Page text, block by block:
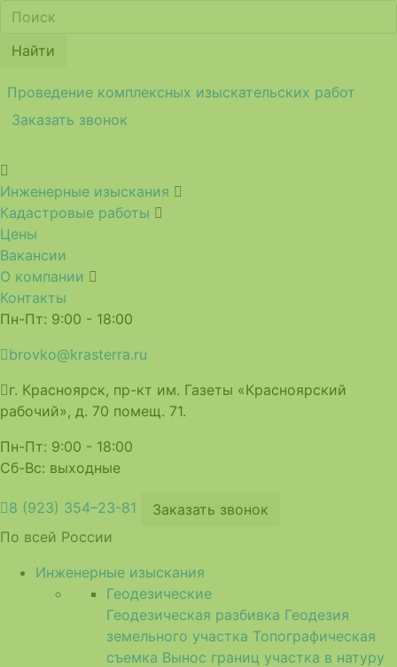
Найти
Проведение комплексных изыскательских работ
Заказать звонок
Инженерные изыскания
Кадастровые работы
Цены
Вакансии
О компании
Контакты
Пн-Пт: 9:00 - 18:00
brovko@krasterra.ru
г. Красноярск, пр-кт им. Газеты «Красноярский
рабочий», д. 70 помещ. 71.
Пн-Пт: 9:00 - 18:00
Сб-Вс: выходные
8 (923) 354–23-81
Заказать звонок
По всей России
Инженерные изыскания
Геодезические
Геодезическая разбивка Геодезия
земельного участка Топографическая
съемка Вынос границ участка в натуру